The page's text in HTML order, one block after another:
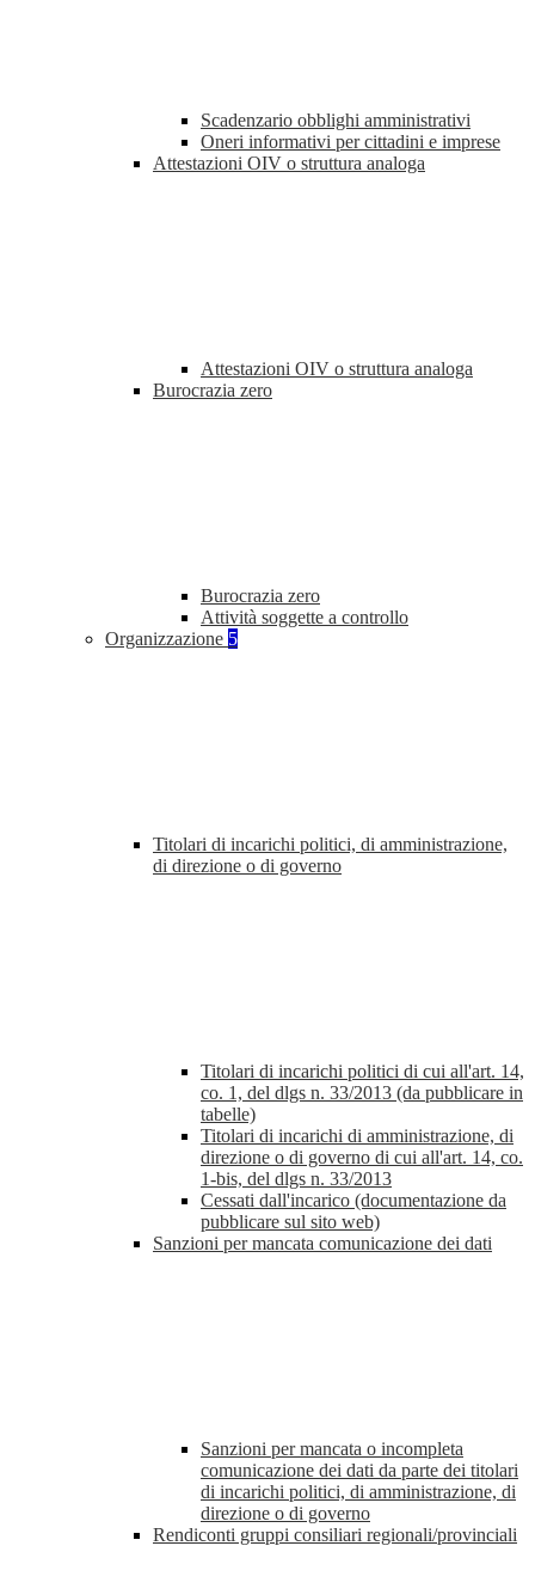
Scadenzario obblighi amministrativi
Oneri informativi per cittadini e imprese
Attestazioni OIV o struttura analoga
Attestazioni OIV o struttura analoga
Burocrazia zero
Burocrazia zero
Attività soggette a controllo
Organizzazione 5
Titolari di incarichi politici, di amministrazione,
di direzione o di governo
Titolari di incarichi politici di cui all'art. 14,
co. 1, del dlgs n. 33/2013 (da pubblicare in
tabelle)
Titolari di incarichi di amministrazione, di
direzione o di governo di cui all'art. 14, co.
1-bis, del dlgs n. 33/2013
Cessati dall'incarico (documentazione da
pubblicare sul sito web)
Sanzioni per mancata comunicazione dei dati
Sanzioni per mancata o incompleta
comunicazione dei dati da parte dei titolari
di incarichi politici, di amministrazione, di
direzione o di governo
Rendiconti gruppi consiliari regionali/provinciali